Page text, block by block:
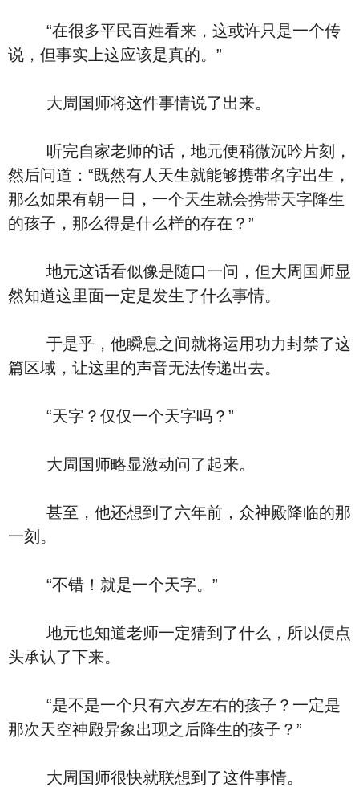
“在很多平民百姓看来，这或许只是一个传
说，但事实上这应该是真的。”
大周国师将这件事情说了出来。
听完自家老师的话，地元便稍微沉吟片刻，
然后问道：“既然有人天生就能够携带名字出生，
那么如果有朝一日，一个天生就会携带天字降生
的孩子，那么得是什么样的存在？”
地元这话看似像是随口一问，但大周国师显
然知道这里面一定是发生了什么事情。
于是乎，他瞬息之间就将运用功力封禁了这
篇区域，让这里的声音无法传递出去。
“天字？仅仅一个天字吗？”
大周国师略显激动问了起来。
甚至，他还想到了六年前，众神殿降临的那
一刻。
“不错！就是一个天字。”
地元也知道老师一定猜到了什么，所以便点
头承认了下来。
“是不是一个只有六岁左右的孩子？一定是
那次天空神殿异象出现之后降生的孩子？”
大周国师很快就联想到了这件事情。